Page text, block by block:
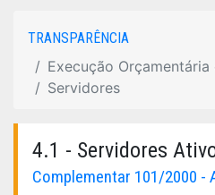
TRANSPARÊNCIA
Execução Orçamentária
Servidores
4.1 - Servidores
Complementar 101/2000 -